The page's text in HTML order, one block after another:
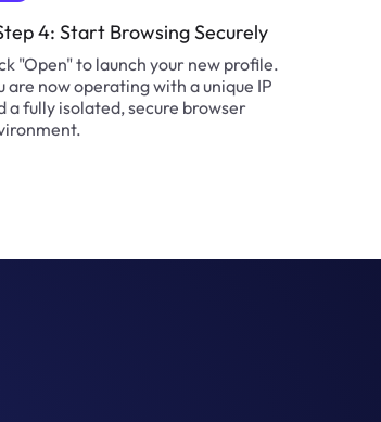
4: Start Browsing Securely
"Open" to launch your new profile.
are now operating with a unique IP
a fully isolated, secure browser